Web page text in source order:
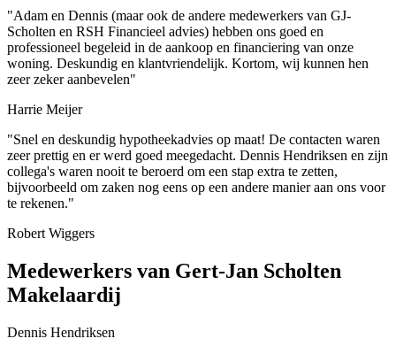
"Adam en Dennis (maar ook de andere medewerkers van GJ-
Scholten en RSH Financieel advies) hebben ons goed en
professioneel begeleid in de aankoop en financiering van onze
woning. Deskundig en klantvriendelijk. Kortom, wij kunnen hen
zeer zeker aanbevelen"
Harrie Meijer
"Snel en deskundig hypotheekadvies op maat! De contacten waren
zeer prettig en er werd goed meegedacht. Dennis Hendriksen en zijn
collega's waren nooit te beroerd om een stap extra te zetten,
bijvoorbeeld om zaken nog eens op een andere manier aan ons voor
te rekenen."
Robert Wiggers
Medewerkers van Gert-Jan Scholten
Makelaardij
Dennis Hendriksen